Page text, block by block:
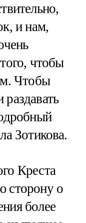
и нам,
чтобы
Чтобы
Зотикова.
Креста
сторону о
более